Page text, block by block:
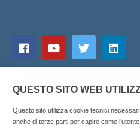
QUESTO SITO WEB
Questo sito utilizza cookie tecnici
anche di terze parti per capire come